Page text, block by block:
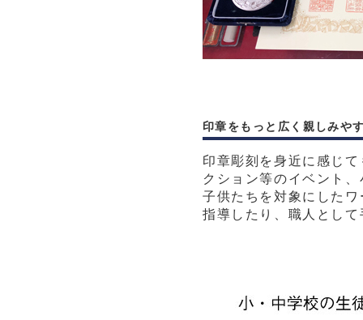
印章をもっと広く親しみや
印章彫刻を身近に感じ
クション等のイベント
子供たちを対象にした
指導したり、職人とし